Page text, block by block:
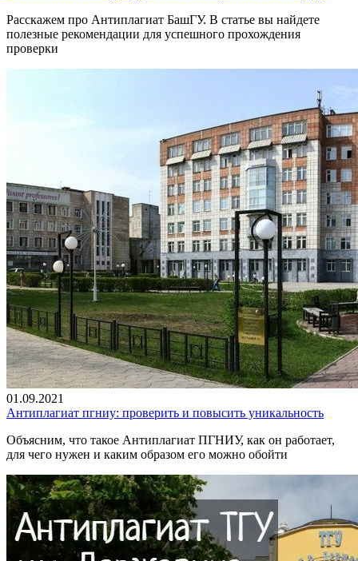
Расскажем про Антиплагиат БашГУ. В статье вы найдете
полезные рекомендации для успешного прохождения
проверки
01.09.2021
Антиплагиат пгниу: проверить и повысить уникальность
Объясним, что такое Антиплагиат ПГНИУ, как он работает,
для чего нужен и каким образом его можно обойти